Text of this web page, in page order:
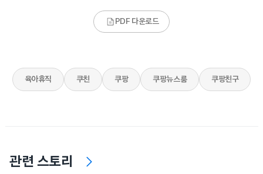
PDF 다운로드
육아휴직 쿠친 쿠팡 쿠팡뉴스룸 쿠팡친구
관련 스토리